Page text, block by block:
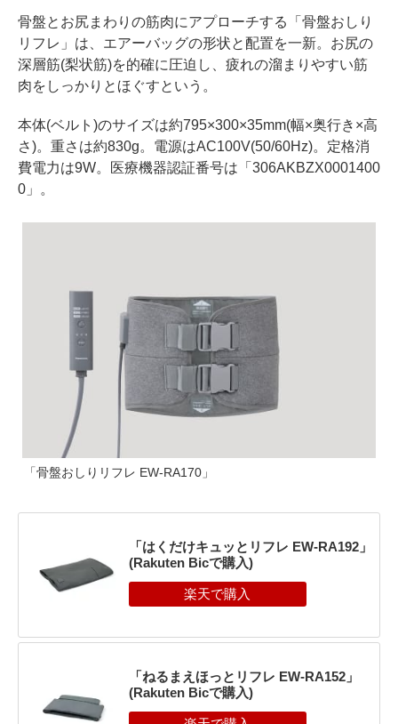
骨盤とお尻まわりの筋肉にアプローチする「骨盤おしり
リフレ」は、エアーバッグの形状と配置を一新。お尻の
深層筋(梨状筋)を的確に圧迫し、疲れの溜まりやすい筋
肉をしっかりとほぐすという。
本体(ベルト)のサイズは約795×300×35mm(幅×奥行き×高
さ)。重さは約830g。電源はAC100V(50/60Hz)。定格消
費電力は9W。医療機器認証番号は「306AKBZX0001400
0」。
「骨盤おしりリフレ EW-RA170」
「はくだけキュッとリフレ EW-RA192」
(Rakuten Bicで購入)
「ねるまえほっとリフレ EW-RA152」
(Rakuten Bicで購入)